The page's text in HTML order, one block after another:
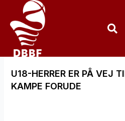
indholdet
U18-HERRER ER PÅ VEJ
KAMPE FORUDE